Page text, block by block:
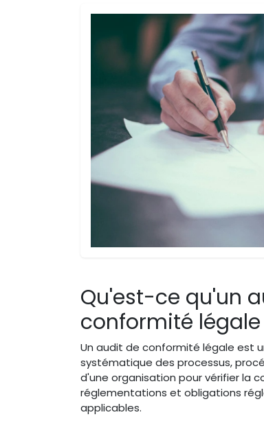
Qu'est-ce qu'un
conformité légale
Un audit de conformité légale est
systématique des processus,
d'une organisation pour vérifier la
réglementations et obligations
applicables.